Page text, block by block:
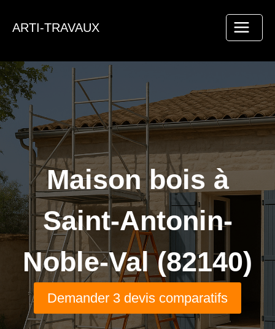
ARTI-TRAVAUX
Maison bois à
Saint-Antonin-
Noble-Val (82140)
Demander 3 devis comparatifs